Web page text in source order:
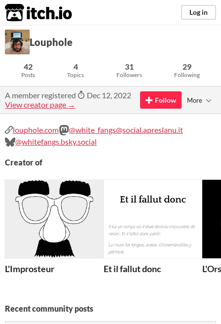
itch.io Log in
Louphole
42
Posts
4
Topics
31
Followers
29
Following
A member registered
Dec 12, 2022
View creator page →
Follow More
louphole.com
@white_fangs@social.apreslanu.it
@whitefangs.bsky.social
Creator of
L'Improsteur Et il fallut donc
Recent community posts